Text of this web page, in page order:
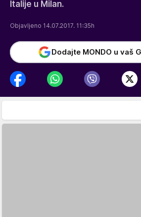
Italije u Milan.
Objavljeno 14.07.2017. 11:35h
Dodajte MONDO u vaš